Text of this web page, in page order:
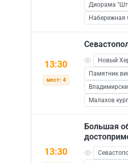
Диорама
Набережная
13:30
мест: 4
Новый
Памятник
Малахов
13:30
Большая